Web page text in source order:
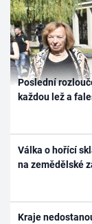
Poslední
každou lež a
Válka o hořící
na zemědělské
Kraje